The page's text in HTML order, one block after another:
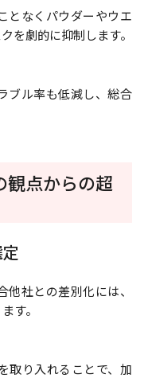
となくパウダーやウエ
を劇的に抑制します。
ブル率も低減し、総合
観点からの超
社との差別化には、
す。
取り入れることで、加